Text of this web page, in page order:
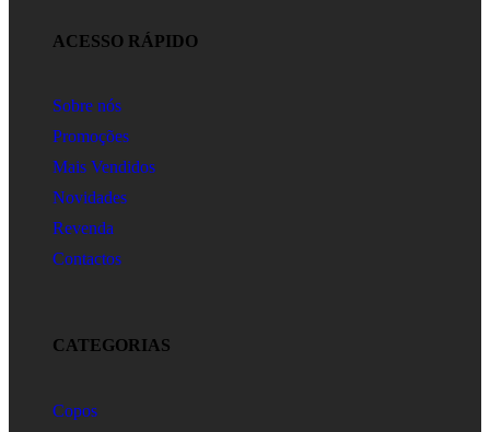
ACESSO RÁPIDO
Sobre nós
Promoções
Mais Vendidos
Novidades
Revenda
Contactos
CATEGORIAS
Copos